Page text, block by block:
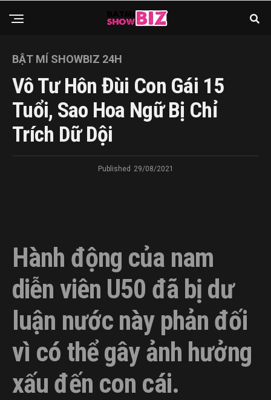
BẬT MÍ SHOWBIZ 24H
Vô Tư Hôn Đùi Con Gái 15
Tuổi, Sao Hoa Ngữ Bị Chỉ
Trích Dữ Dội
Published 29/08/2021
Hành động của nam
diễn viên U50 đã bị dư
luận nước này phản đối
vì có thể gây ảnh hưởng
xấu đến con cái.